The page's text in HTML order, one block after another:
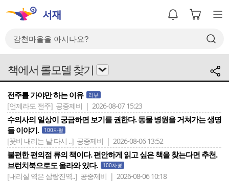
책에서 롤모델 찾기
전주를 가야만 하는 이유 리뷰
[언제라도 전주] 공중제비 | 2026-08-07 15:23
수의사의 일상이 궁금하면 보기를 권한다. 동물 병원을 거쳐가는 생명
들 이야기.
100자평
[꽃비 내리는 날 다시 ..] 공중제비 | 2026-08-06 13:52
불편한 편의점 류의 책이다. 편안하게 읽고 싶은 책을 찾는다면 추천.
브런치북으로도 올라와 있다.
100자평
[내리실 역은 삼랑진역..] 공중제비 | 2026-08-06 10:18